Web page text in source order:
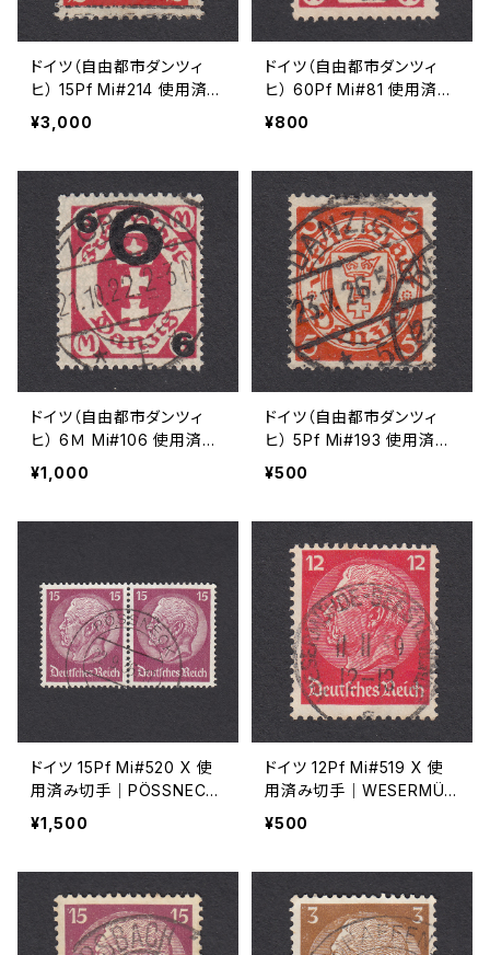
ドイツ（自由都市ダンツィ
ヒ） 15Pf Mi#214 使用済み
切手｜NEUTEICH 20.6.19
¥3,000
ドイツ（自由都市ダンツィ
ヒ） 60Pf Mi#81 使用済み
切手｜DANZIG 9.9.1921
¥800
ドイツ（自由都市ダンツィ
ヒ） 6Ｍ Mi#106 使用済み
切手｜ZOPPOT 21.10.192
¥1,000
ドイツ（自由都市ダンツィ
ヒ） 5Pf Mi#193 使用済み
切手｜DANZIG 23.7.1926
¥500
ドイツ 15Pf Mi#520 X 使
用済み切手｜PÖSSNECK
22.9.1936
¥1,500
ドイツ 12Pf Mi#519 X 使
用済み切手｜WESERMÜN
DE-GEESTEMÜNDE 11.11.1
¥500